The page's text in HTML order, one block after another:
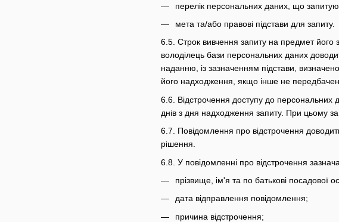
перелік персональних даних, що
мета та/або правові підстави для запиту.
6.5. Строк вивчення запиту на предмет
володілець бази персональних даних
наданню, із зазначенням підстави,
його надходження, якщо інше не
6.6. Відстрочення доступу до персональних
днів з дня надходження запиту. При цьому
6.7. Повідомлення про відстрочення
рішення.
6.8. У повідомленні про відстрочення
прізвище, ім'я та по батькові посадової
дата відправлення повідомлення;
причина відстрочення;